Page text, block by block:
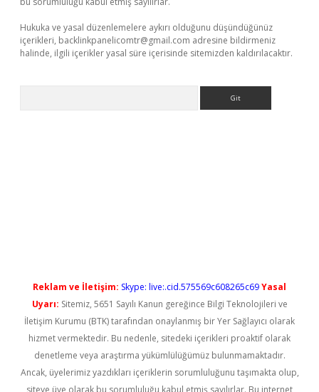
Hukuka ve yasal düzenlemelere aykırı olduğunu düşündüğünüz
içerikleri, backlinkpanelicomtr@gmail.com adresine bildirmeniz
halinde, ilgili içerikler yasal süre içerisinde sitemizden kaldırılacaktır.
Reklam ve İletişim: Skype: live:.cid.575569c608265c69Yasal
Uyarı: Sitemiz, 5651 Sayılı Kanun gereğince Bilgi Teknolojileri ve
İletişim Kurumu (BTK) tarafından onaylanmış bir Yer Sağlayıcı olarak
hizmet vermektedir. Bu nedenle, sitedeki içerikleri proaktif olarak
denetleme veya araştırma yükümlülüğümüz bulunmamaktadır.
Ancak, üyelerimiz yazdıkları içeriklerin sorumluluğunu taşımakta olup,
siteye üye olarak bu sorumluluğu kabul etmiş sayılırlar. Bu internet